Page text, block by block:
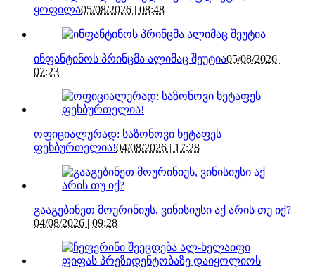
ყოფილა05/08/2026 | 08:48
ინფანტინოს პრინცმა ალიმაც შეუტია05/08/2026 |
07:23
ოფიციალურად: საზონოვი ხეტაფეს
ფეხბურთელია!04/08/2026 | 17:28
გააგებინეთ მოურინიუს, ვინისიუსი აქ არის თუ იქ?
04/08/2026 | 09:28